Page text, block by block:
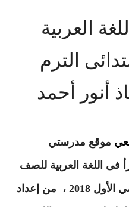
العربية
الترم
موقع مدرستي
فى اللغة العربية للصف
الثالث الابتدائي الفصل الدراسي الأول 2018 ، من إعداد